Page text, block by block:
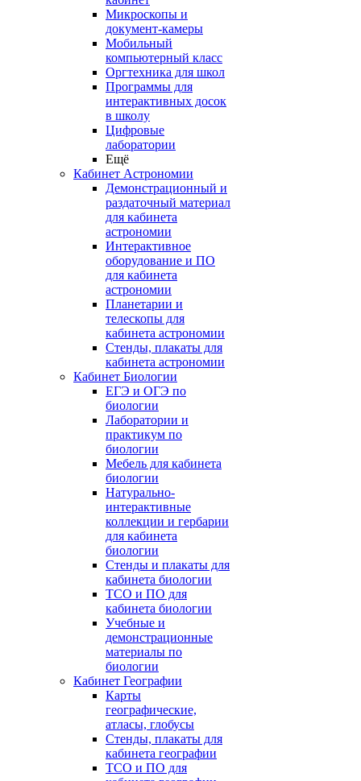
Микроскопы и
документ-камеры
Мобильный
компьютерный класс
Оргтехника для школ
Программы для
интерактивных досок
в школу
Цифровые
лаборатории
Ещё
Кабинет Астрономии
Демонстрационный и
раздаточный материал
для кабинета
астрономии
Интерактивное
оборудование и ПО
для кабинета
астрономии
Планетарии и
телескопы для
кабинета астрономии
Стенды, плакаты для
кабинета астрономии
Кабинет Биологии
ЕГЭ и ОГЭ по
биологии
Лаборатории и
практикум по
биологии
Мебель для кабинета
биологии
Натурально-
интерактивные
коллекции и гербарии
для кабинета
биологии
Стенды и плакаты для
кабинета биологии
ТСО и ПО для
кабинета биологии
Учебные и
демонстрационные
материалы по
биологии
Кабинет Географии
Карты
географические,
атласы, глобусы
Стенды, плакаты для
кабинета географии
ТСО и ПО для